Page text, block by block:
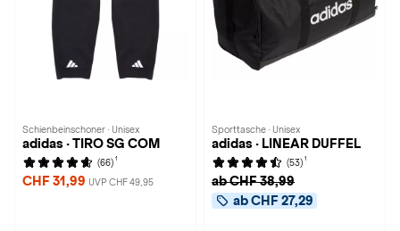
Schienbeinschoner · Unisex
adidas · TIRO SG COM
(66) 1
CHF 31,99 UVP CHF 49,95
Sporttasche · Unisex
adidas · LINEAR DUFFEL
(53) 1
ab CHF 38,99
ab CHF 27,29